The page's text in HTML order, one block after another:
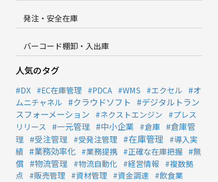
発注・安全在庫
バーコード棚卸・入出庫
人気のタグ
DX EC在庫管理 PDCA WMS エクセル
オ
ムニチャネル
クラウドソフト
デジタルトラン
スフォーメーション
ネクストエンジン
プレス
リリース
一元管理 中小企業 倉庫
倉庫管
理
受注管理 受発注管理 在庫管理
導入実
績
業務効率化 業務提携 正確な在庫把握
無
償
物流管理 物流自動化 経営情報
複数拠
点
販売管理 資材管理 資金調達 飲食業